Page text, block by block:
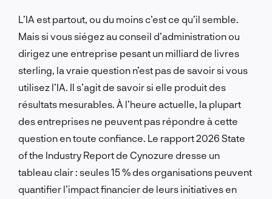
L’IA est partout, ou du moins c’est ce qu’il semble.
Mais si vous siégez au conseil d’administration ou
dirigez une entreprise pesant un milliard de livres
sterling, la vraie question n’est pas de savoir si vous
utilisez l’IA. Il s’agit de savoir si elle produit des
résultats mesurables. À l’heure actuelle, la plupart
des entreprises ne peuvent pas répondre à cette
question en toute confiance. Le rapport 2026 State
of the Industry Report de Cynozure dresse un
tableau clair : seules 15 % des organisations peuvent
quantifier l’impact financier de leurs initiatives en